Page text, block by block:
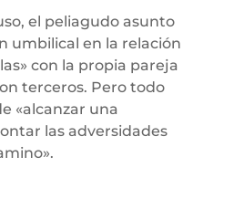
el peliagudo asunto
umbilical en la relación
con la propia pareja
terceros. Pero todo
«alcanzar una
las adversidades